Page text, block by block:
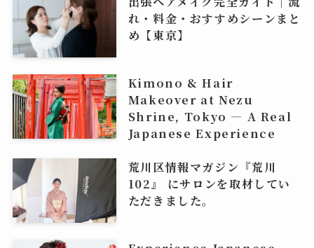
れ・料金・おすすめシーンまと
め【東京】
Kimono & Hair
Makeover at Nezu
Shrine, Tokyo — A Real
Japanese Experience
荒川区情報マガジン『荒川
102』 にサロンを取材してい
ただきました。